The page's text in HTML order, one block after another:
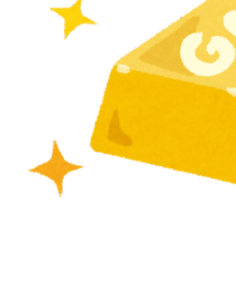
2023年はゴール
い時？
2023年ゴールド
点
GOLD（XAU）